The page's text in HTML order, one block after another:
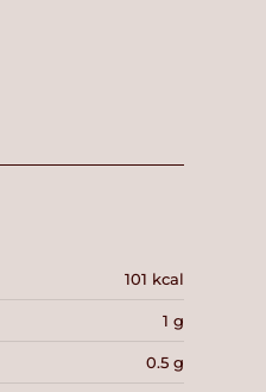
101 kcal
1 g
0.5 g